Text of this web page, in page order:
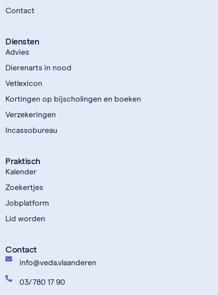
Contact
Diensten
Advies
Dierenarts in nood
Vetlexicon
Kortingen op bijscholingen en boeken
Verzekeringen
Incassobureau
Praktisch
Kalender
Zoekertjes
Jobplatform
Lid worden
Contact
info@veda.vlaanderen
03/780 17 90